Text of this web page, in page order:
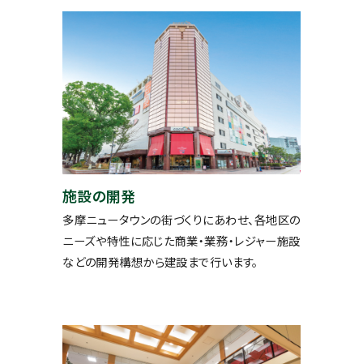
施設の開発
多摩ニュータウンの街づくりにあわせ、各地区の
ニーズや特性に応じた商業・業務・レジャー施設
などの開発構想から建設まで行います。